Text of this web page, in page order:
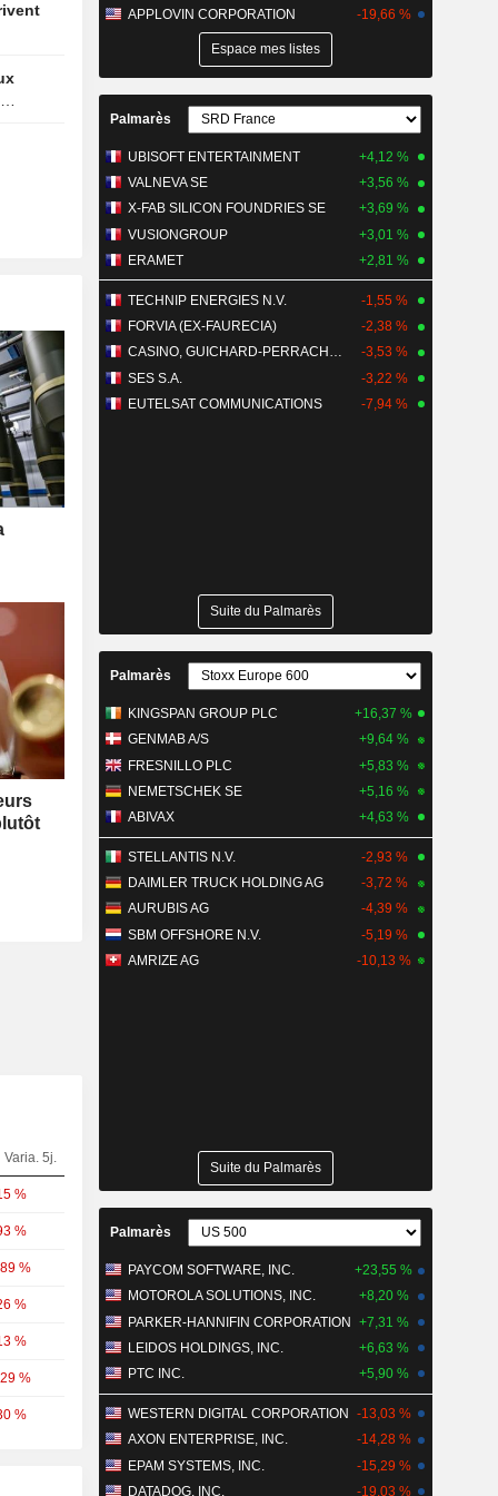
Varia. 5j.
%
%
%
%
%
%
%
APPLOVIN CORPORATION
-19,66 %
Espace mes listes
Palmarès
UBISOFT ENTERTAINMENT
+4,12 %
VALNEVA SE
+3,56 %
X-FAB SILICON FOUNDRIES SE
+3,69 %
VUSIONGROUP
+3,01 %
ERAMET
+2,81 %
TECHNIP ENERGIES N.V.
-1,55 %
FORVIA (EX-FAURECIA)
-2,38 %
CASINO, GUICHARD-PERRACHON SA
-3,53 %
SES S.A.
-3,22 %
EUTELSAT COMMUNICATIONS
-7,94 %
Suite du Palmarès
Palmarès
KINGSPAN GROUP PLC
+16,37 %
GENMAB A/S
+9,64 %
FRESNILLO PLC
+5,83 %
NEMETSCHEK SE
+5,16 %
ABIVAX
+4,63 %
STELLANTIS N.V.
-2,93 %
DAIMLER TRUCK HOLDING AG
-3,72 %
AURUBIS AG
-4,39 %
SBM OFFSHORE N.V.
-5,19 %
AMRIZE AG
-10,13 %
Suite du Palmarès
Palmarès
PAYCOM SOFTWARE, INC.
+23,55 %
MOTOROLA SOLUTIONS, INC.
+8,20 %
PARKER-HANNIFIN CORPORATION +7,31 %
LEIDOS HOLDINGS, INC.
+6,63 %
PTC INC.
+5,90 %
WESTERN DIGITAL CORPORATION
-13,03 %
AXON ENTERPRISE, INC.
-14,28 %
EPAM SYSTEMS, INC.
-15,29 %
DATADOG, INC.
-19,03 %